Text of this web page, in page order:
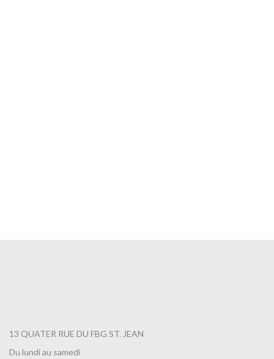
13 QUATER RUE DU FBG ST. JEAN
Du lundi au samedi